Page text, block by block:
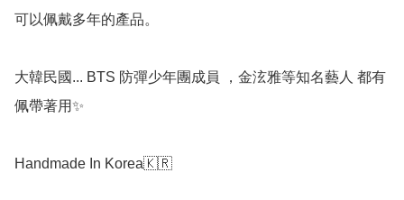
可以佩戴多年的產品。
大韓民國... BTS 防彈少年團成員 ，金泫雅等知名藝人 都有
佩帶著用✨
Handmade In Korea🇰🇷